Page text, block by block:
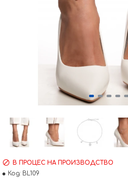
В ПРОЦЕС НА ПРОИЗВОДСТВО
Код: BL109